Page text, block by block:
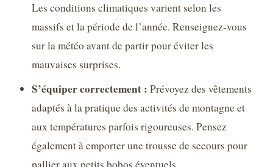
Les conditions climatiques varient selon les
massifs et la période de l’année. Renseignez-vous
sur la météo avant de partir pour éviter les
mauvaises surprises.
S’équiper correctement : Prévoyez des vêtements
adaptés à la pratique des activités de montagne et
aux températures parfois rigoureuses. Pensez
également à emporter une trousse de secours pour
pallier aux petits bobos éventuels.